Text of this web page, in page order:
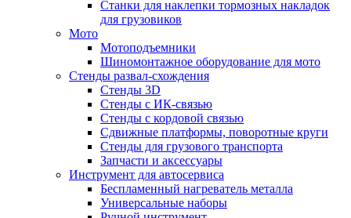
Станки для наклепки тормозных накладок
для грузовиков
Мото
Мотоподъемники
Шиномонтажное оборудование для мото
Стенды развал-схождения
Стенды 3D
Стенды с ИК-связью
Стенды с кордовой связью
Сдвижные платформы, поворотные круги
Стенды для грузового транспорта
Запчасти и аксессуары
Инструмент для автосервиса
Беспламенный нагреватель металла
Универсальные наборы